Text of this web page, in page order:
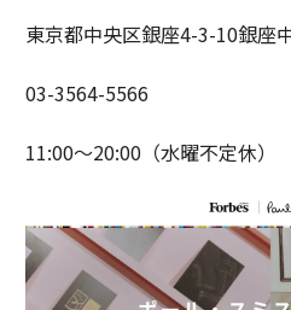
東京都中央区銀座4-3-10銀座
03-3564-5566
11:00〜20:00（水曜不定休）